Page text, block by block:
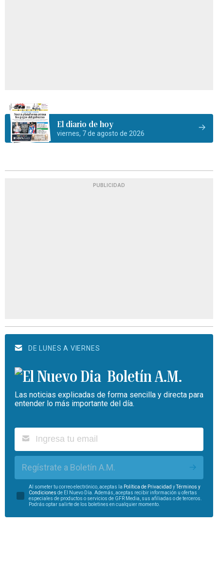
El diario de hoy
viernes, 7 de agosto de 2026
PUBLICIDAD
DE LUNES A VIERNES
Boletín A.M.
Las noticias explicadas de forma sencilla y directa para
entender lo más importante del día.
Regístrate a Boletín A.M.
Al someter tu correo electrónico, aceptas la Política de Privacidad yTérminos y
Condiciones de El Nuevo Día. Además, aceptas recibir información u ofertas
especiales de productos o servicios de GFR Media, sus afiliadas o de terceros.
Podrás optar salirte de los boletines en cualquier momento.